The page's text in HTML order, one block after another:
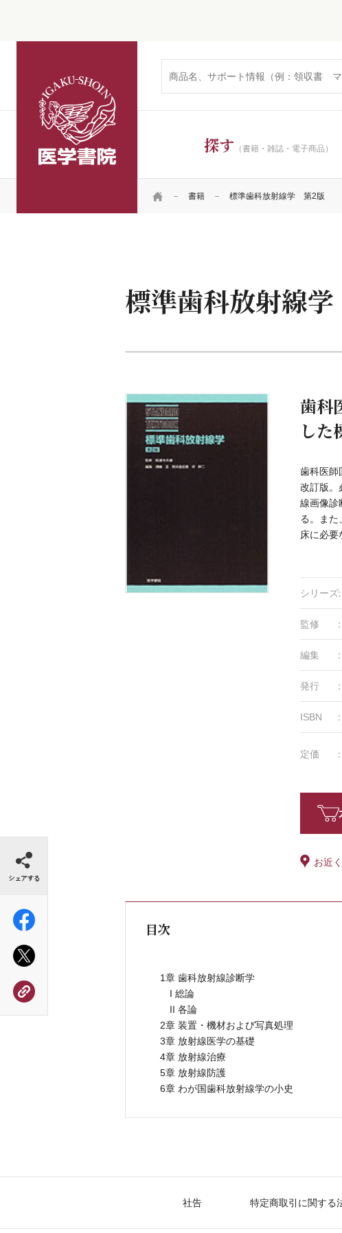
探す （書籍・雑誌・電子商品）
HOME 書籍 標準歯科放射線学 第2版
標準歯科放射線
歯科
した
歯科医師
改訂版。
線画像診
る。また
床に必要
シリーズ
監修
編集
発行
ISBN
定価
お近
目次
1章 歯科放射線診断学
I 総論
II 各論
2章 装置・機材および写真処理
3章 放射線医学の基礎
4章 放射線治療
5章 放射線防護
6章 わが国歯科放射線学の小史
社告 特定商取引に関する